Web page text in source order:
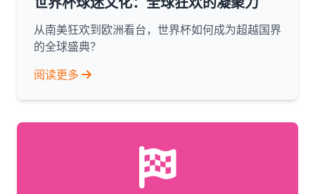
从南美狂欢到欧洲看台，世界杯如何成为超越国界
的全球盛典？
阅读更多